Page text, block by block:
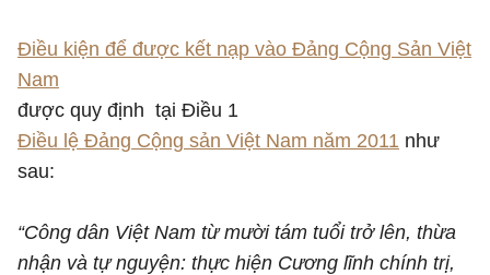
Điều kiện để được kết nạp vào Đảng Cộng Sản Việt
Nam
được quy định tại Điều 1
Điều lệ Đảng Cộng sản Việt Nam năm 2011 như
sau:
“Công dân Việt Nam từ mười tám tuổi trở lên, thừa
nhận và tự nguyện: thực hiện Cương lĩnh chính trị,